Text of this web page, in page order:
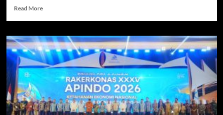
Read MoreRead
Gubernur
Tawarkan
Peluang
Investasi
kepada
Duta
Besar